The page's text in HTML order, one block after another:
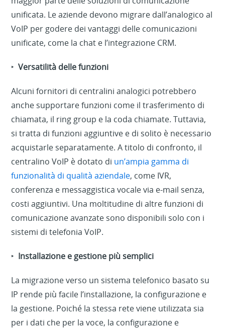
unificata. Le aziende devono migrare dall’analogico al
VoIP per godere dei vantaggi delle comunicazioni
unificate, come la chat e l’integrazione CRM.
‣Versatilità delle funzioni
Alcuni fornitori di centralini analogici potrebbero
anche supportare funzioni come il trasferimento di
chiamata, il ring group e la coda chiamate. Tuttavia,
si tratta di funzioni aggiuntive e di solito è necessario
acquistarle separatamente. A titolo di confronto, il
centralino VoIP è dotato di un’ampia gamma di
funzionalità di qualità aziendale, come IVR,
conferenza e messaggistica vocale via e-mail senza,
costi aggiuntivi. Una moltitudine di altre funzioni di
comunicazione avanzate sono disponibili solo con i
sistemi di telefonia VoIP.
‣ Installazione e gestione più semplici
La migrazione verso un sistema telefonico basato su
IP rende più facile l’installazione, la configurazione e
la gestione. Poiché la stessa rete viene utilizzata sia
per i dati che per la voce, la configurazione e